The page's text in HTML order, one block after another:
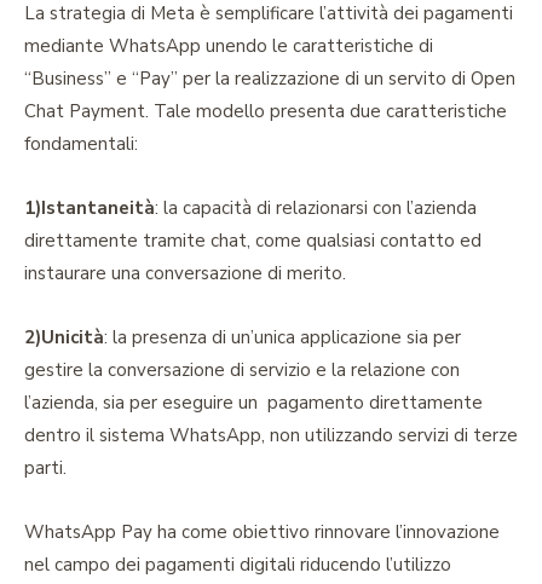
La strategia di Meta è semplificare l’attività dei pagamenti
mediante WhatsApp unendo le caratteristiche di
“Business” e “Pay” per la realizzazione di un servito di Open
Chat Payment. Tale modello presenta due caratteristiche
fondamentali:
1)Istantaneità: la capacità di relazionarsi con l’azienda
direttamente tramite chat, come qualsiasi contatto ed
instaurare una conversazione di merito.
2)Unicità: la presenza di un’unica applicazione sia per
gestire la conversazione di servizio e la relazione con
l’azienda, sia per eseguire un pagamento direttamente
dentro il sistema WhatsApp, non utilizzando servizi di terze
parti.
WhatsApp Pay ha come obiettivo rinnovare l’innovazione
nel campo dei pagamenti digitali riducendo l’utilizzo